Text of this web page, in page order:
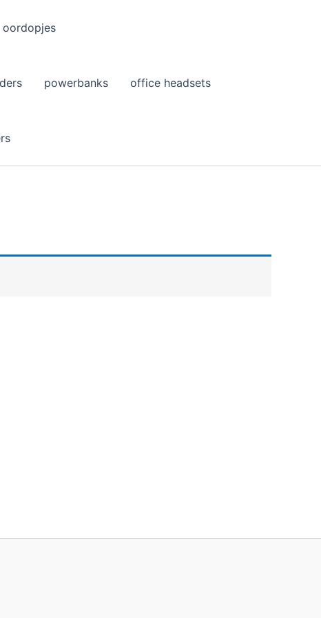
oordopjes
powerbanks office headsets